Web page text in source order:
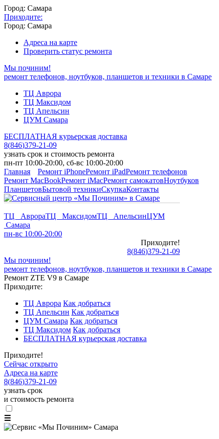
Город: Самара
Приходите:
Город: Самара
Адреса на карте
Проверить статус ремонта
Мы починим!
ремонт телефонов, ноутбуков, планшетов и техники в Самаре
ТЦ Аврора
ТЦ Максидом
ТЦ Апельсин
ЦУМ Самара
БЕСПЛАТНАЯ курьерская доставка
8(846)379-21-09
узнать срок и стоимость ремонта
пн-пт 10:00-20:00, сб-вс 10:00-20:00
Главная
Ремонт iPhoneРемонт iPadРемонт телефонов
Ремонт MacBookРемонт iMacРемонт самокатовНоутбуков
ПланшетовБытовой техникиСкупкаКонтакты
ТЦ АврораТЦ МаксидомТЦ АпельсинЦУМ
Самара
пн-вс 10:00-20:00
Приходите!
8(846)379-21-09
Мы починим!
ремонт телефонов, ноутбуков, планшетов и техники в Самаре
Ремонт ZTE V9 в Самаре
Приходите:
ТЦ Аврора Как добраться
ТЦ Апельсин Как добраться
ЦУМ Самара Как добраться
ТЦ Максидом Как добраться
БЕСПЛАТНАЯ курьерская доставка
Приходите!
Сейчас открыто
Адреса на карте
8(846)379-21-09
узнать срок
и стоимость ремонта
☰